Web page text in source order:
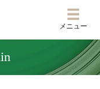
メニ
メニュー